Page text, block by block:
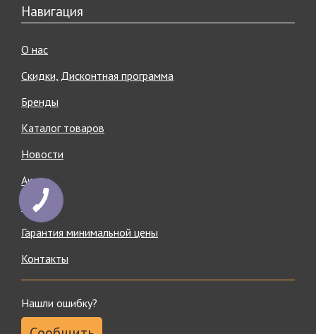
Навигация
О нас
Скидки, Дисконтная программа
Бренды
Каталог товаров
Новости
Акции
Статьи
Гарантия минимальной цены
Контакты
Нашли ошибку?